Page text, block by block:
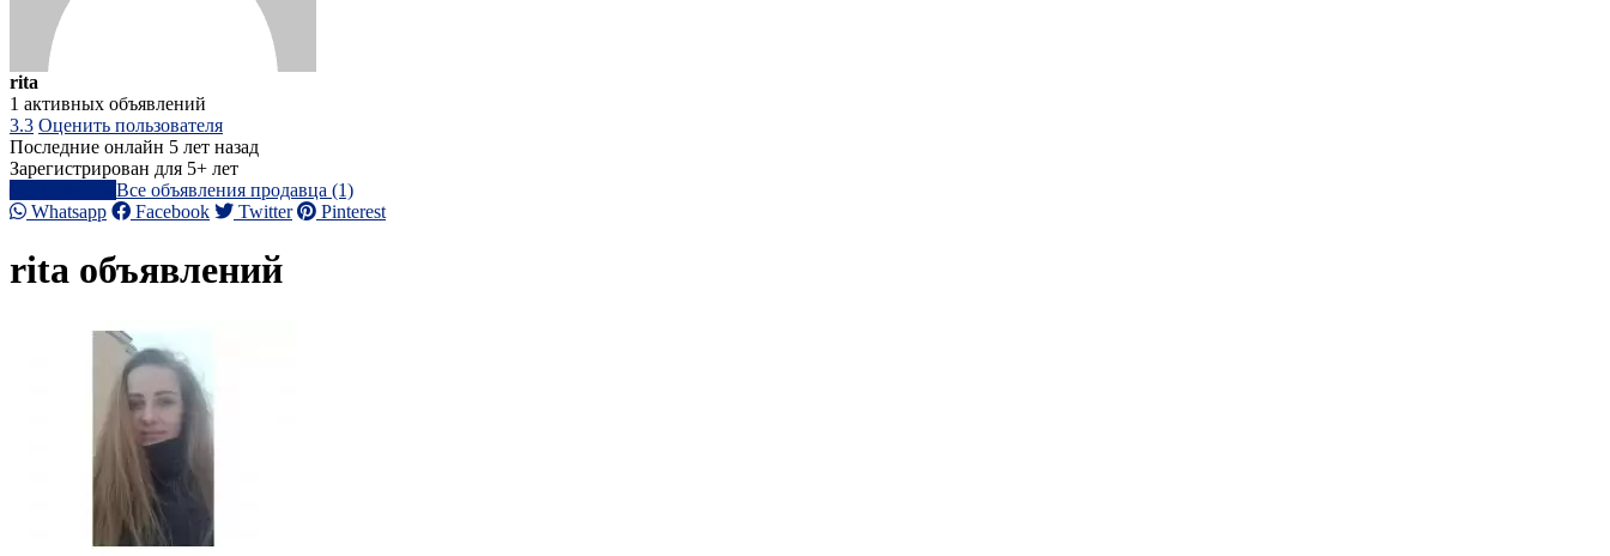
rita
1 активных объявлений
3.3 Оценить пользователя
Последние онлайн 5 лет назад
Зарегистрирован для 5+ лет
Все объявления продавца (1)
Whatsapp
Facebook Twitter Pinterest
rita объявлений